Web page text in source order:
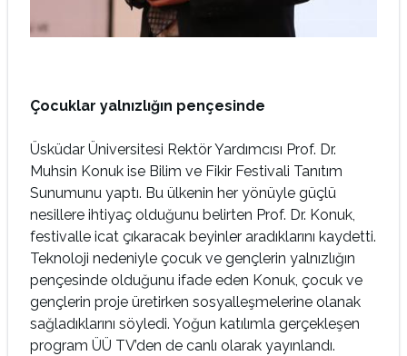
Çocuklar yalnızlığın pençesinde
Üsküdar Üniversitesi Rektör Yardımcısı Prof. Dr.
Muhsin Konuk ise Bilim ve Fikir Festivali Tanıtım
Sunumunu yaptı. Bu ülkenin her yönüyle güçlü
nesillere ihtiyaç olduğunu belirten Prof. Dr. Konuk,
festivalle icat çıkaracak beyinler aradıklarını kaydetti.
Teknoloji nedeniyle çocuk ve gençlerin yalnızlığın
pençesinde olduğunu ifade eden Konuk, çocuk ve
gençlerin proje üretirken sosyalleşmelerine olanak
sağladıklarını söyledi. Yoğun katılımla gerçekleşen
program ÜÜ TV’den de canlı olarak yayınlandı.